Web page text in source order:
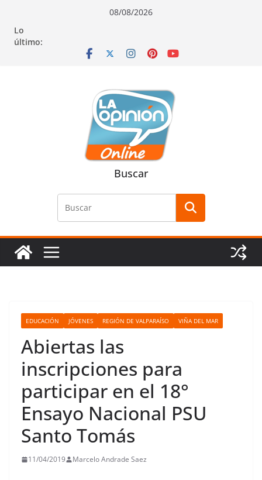
contenido
navegación
contenido
08/08/2026
Lo
último:
Buscar
EDUCACIÓN JÓVENES REGIÓN DE VALPARAÍSO VIÑA DEL MAR
Abiertas las
inscripciones para
participar en el 18°
Ensayo Nacional PSU
Santo Tomás
11/04/2019 Marcelo Andrade Saez